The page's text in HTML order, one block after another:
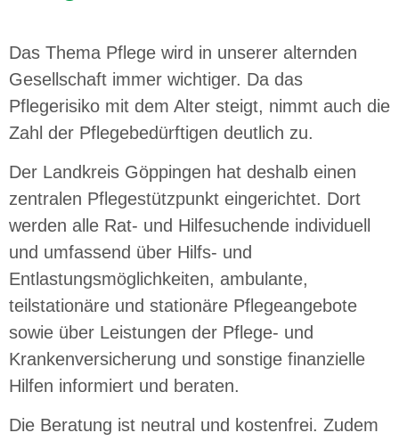
Das Thema Pflege wird in unserer alternden
Gesellschaft immer wichtiger. Da das
Pflegerisiko mit dem Alter steigt, nimmt auch die
Zahl der Pflegebedürftigen deutlich zu.
Der Landkreis Göppingen hat deshalb einen
zentralen Pflegestützpunkt eingerichtet. Dort
werden alle Rat- und Hilfesuchende individuell
und umfassend über Hilfs- und
Entlastungsmöglichkeiten, ambulante,
teilstationäre und stationäre Pflegeangebote
sowie über Leistungen der Pflege- und
Krankenversicherung und sonstige finanzielle
Hilfen informiert und beraten.
Die Beratung ist neutral und kostenfrei. Zudem